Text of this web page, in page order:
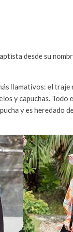
desde su
llamativos: el traje
y capuchas. Todo
y es heredado